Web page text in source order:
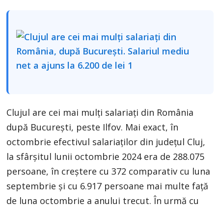
Clujul are cei mai mulți salariați din România
după București, peste Ilfov. Mai exact, în
octombrie efectivul salariaților din județul Cluj,
la sfârșitul lunii octombrie 2024 era de 288.075
persoane, în creștere cu 372 comparativ cu luna
septembrie și cu 6.917 persoane mai multe față
de luna octombrie a anului trecut. În urmă cu